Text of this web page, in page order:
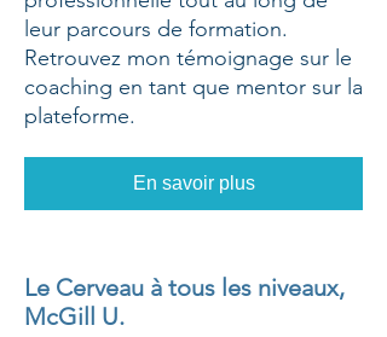
leur parcours de formation.
Retrouvez mon témoignage sur le
coaching en tant que mentor sur la
plateforme.
En savoir plus
Le Cerveau à tous les niveaux,
McGill U.